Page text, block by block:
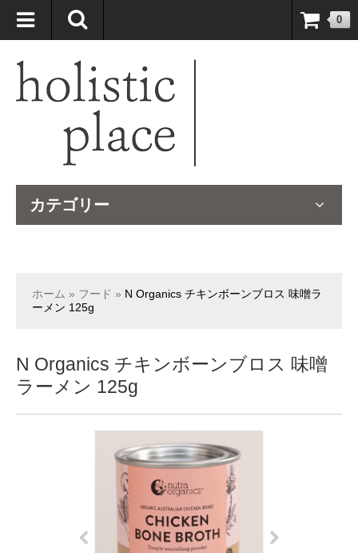
自然療法大国のオーストラリアより、臨床経験＆知識の豊富なナチュ
ロパスが厳選したサプリメントや ナチュラルグッズをお届けします！
0
カテゴリー
ホーム » フード » N Organics チキンボーンブロス 味噌ラ
ーメン 125g
N Organics チキンボーンブロス 味噌
ラーメン 125g